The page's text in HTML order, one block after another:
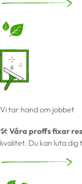
Vi tar hand om jobbet
🛠️ Våra proffs fixar
kvalitet. Du kan luta dig